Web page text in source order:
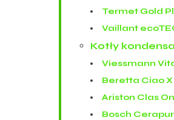
Termet Gold
Vaillant
Kotły
Viessmann
Beretta Ciao X
Ariston Clas
Bosch